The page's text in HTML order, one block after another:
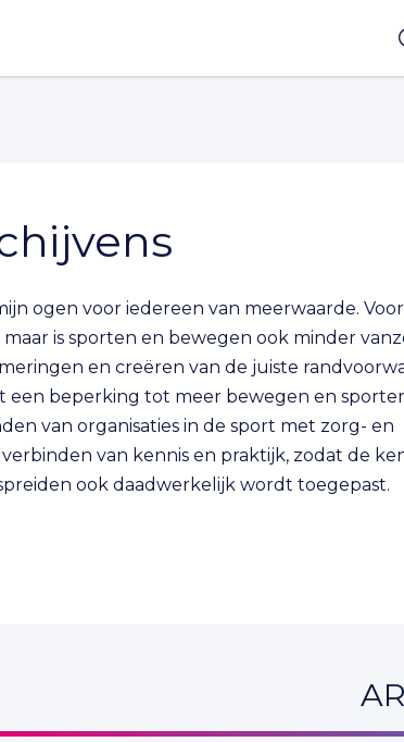
ogen voor iedereen van meerwaarde.
is sporten en bewegen ook minder
en creëren van de juiste
een beperking tot meer bewegen en
van organisaties in de sport met zorg- en
van kennis en praktijk, zodat de
ook daadwerkelijk wordt toegepast.